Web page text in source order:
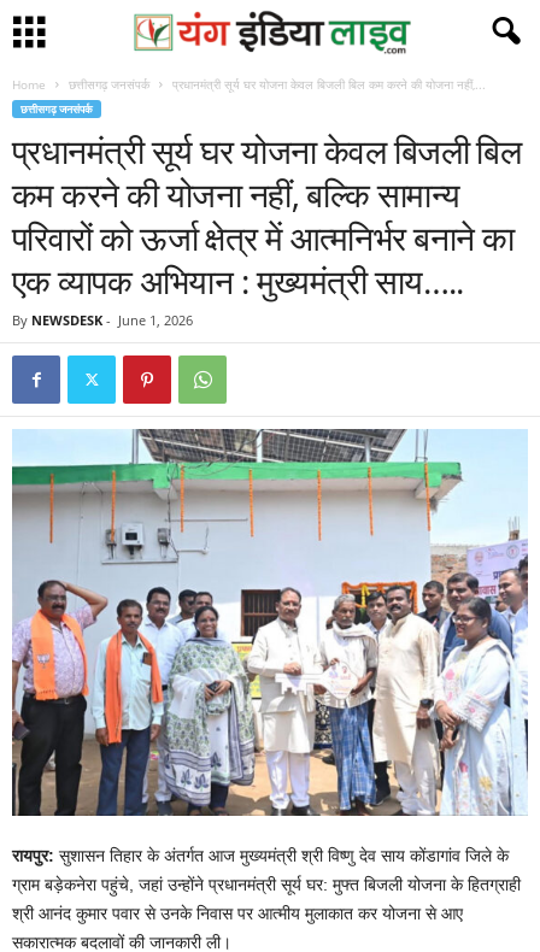
Home छत्तीसगढ़ जनसंपर्क प्रधानमंत्री सूर्य घर योजना केवल बिजली बिल कम करने की योजना नहीं,...
छत्तीसगढ़ जनसंपर्क
प्रधानमंत्री सूर्य घर योजना केवल बिजली बिल
कम करने की योजना नहीं, बल्कि सामान्य
परिवारों को ऊर्जा क्षेत्र में आत्मनिर्भर बनाने का
एक व्यापक अभियान : मुख्यमंत्री साय…..
By NEWSDESK - June 1, 2026
रायपुर: सुशासन तिहार के अंतर्गत आज मुख्यमंत्री श्री विष्णु देव साय कोंडागांव जिले के
ग्राम बड़ेकनेरा पहुंचे, जहां उन्होंने प्रधानमंत्री सूर्य घर: मुफ्त बिजली योजना के हितग्राही
श्री आनंद कुमार पवार से उनके निवास पर आत्मीय मुलाकात कर योजना से आए
सकारात्मक बदलावों की जानकारी ली।